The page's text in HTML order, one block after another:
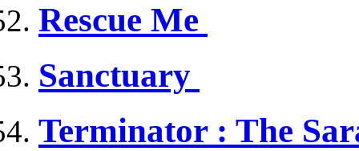
Rescue Me
Sanctuary
Terminator : The